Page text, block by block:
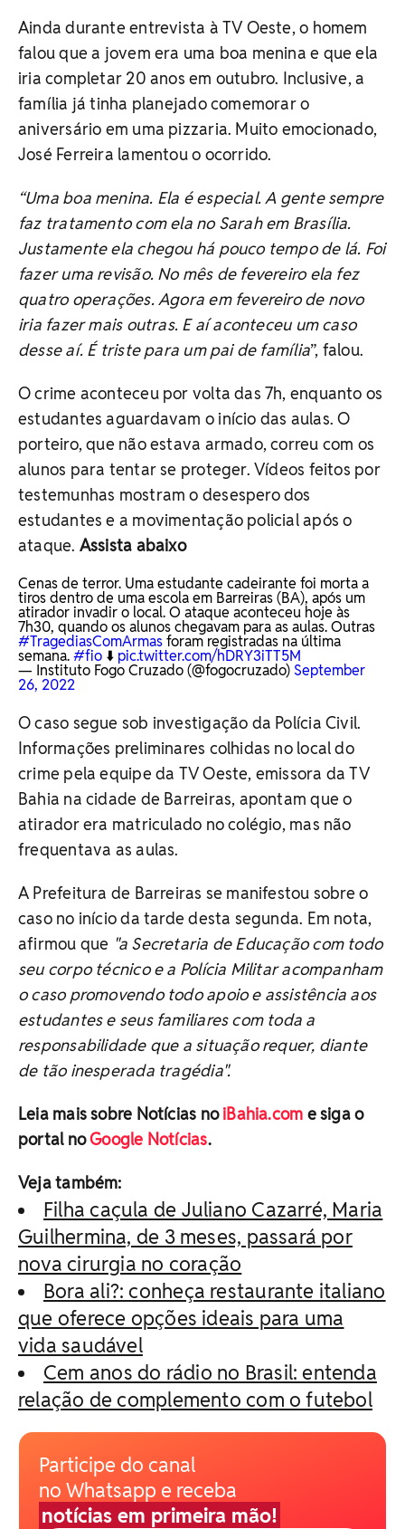
Ainda durante entrevista à TV Oeste, o homem
falou que a jovem era uma boa menina e que ela
iria completar 20 anos em outubro. Inclusive, a
família já tinha planejado comemorar o
aniversário em uma pizzaria. Muito emocionado,
José Ferreira lamentou o ocorrido.
“Uma boa menina. Ela é especial. A gente sempre
faz tratamento com ela no Sarah em Brasília.
Justamente ela chegou há pouco tempo de lá. Foi
fazer uma revisão. No mês de fevereiro ela fez
quatro operações. Agora em fevereiro de novo
iria fazer mais outras. E aí aconteceu um caso
desse aí. É triste para um pai de família”, falou.
O crime aconteceu por volta das 7h, enquanto os
estudantes aguardavam o início das aulas. O
porteiro, que não estava armado, correu com os
alunos para tentar se proteger. Vídeos feitos por
testemunhas mostram o desespero dos
estudantes e a movimentação policial após o
ataque. Assista abaixo
Cenas de terror. Uma estudante cadeirante foi morta a
tiros dentro de uma escola em Barreiras (BA), após um
atirador invadir o local. O ataque aconteceu hoje às
7h30, quando os alunos chegavam para as aulas. Outras
#TragediasComArmasforam registradas na última
semana.#fio ⬇️ pic.twitter.com/hDRY3iTT5M
— Instituto Fogo Cruzado (@fogocruzado) September
26, 2022
O caso segue sob investigação da Polícia Civil.
Informações preliminares colhidas no local do
crime pela equipe da TV Oeste, emissora da TV
Bahia na cidade de Barreiras, apontam que o
atirador era matriculado no colégio, mas não
frequentava as aulas.
A Prefeitura de Barreiras se manifestou sobre o
caso no início da tarde desta segunda. Em nota,
afirmou que "a Secretaria de Educação com todo
seu corpo técnico e a Polícia Militar acompanham
o caso promovendo todo apoio e assistência aos
estudantes e seus familiares com toda a
responsabilidade que a situação requer, diante
de tão inesperada tragédia".
Leia mais sobre Notícias noiBahia.com e siga o
portal noGoogle Notícias.
Veja também:
Filha caçula de Juliano Cazarré, Maria
Guilhermina, de 3 meses, passará por
nova cirurgia no coração
Bora ali?: conheça restaurante italiano
que oferece opções ideais para uma
vida saudável
Cem anos do rádio no Brasil: entenda
relação de complemento com o futebol
Participe do canal
no Whatsapp e receba
notícias em primeira mão!